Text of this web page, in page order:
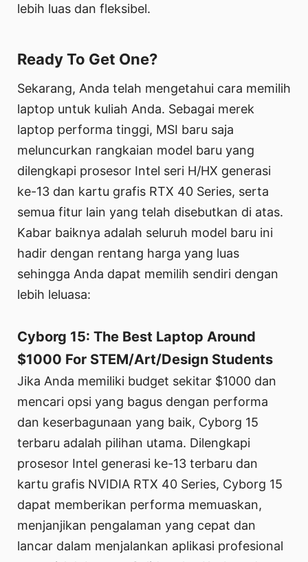
lebih luas dan fleksibel.
Ready To Get One?
Sekarang, Anda telah mengetahui cara memilih
laptop untuk kuliah Anda. Sebagai merek
laptop performa tinggi, MSI baru saja
meluncurkan rangkaian model baru yang
dilengkapi prosesor Intel seri H/HX generasi
ke-13 dan kartu grafis RTX 40 Series, serta
semua fitur lain yang telah disebutkan di atas.
Kabar baiknya adalah seluruh model baru ini
hadir dengan rentang harga yang luas
sehingga Anda dapat memilih sendiri dengan
lebih leluasa:
Cyborg 15: The Best Laptop Around
$1000 For STEM/Art/Design Students
Jika Anda memiliki budget sekitar $1000 dan
mencari opsi yang bagus dengan performa
dan keserbagunaan yang baik, Cyborg 15
terbaru adalah pilihan utama. Dilengkapi
prosesor Intel generasi ke-13 terbaru dan
kartu grafis NVIDIA RTX 40 Series, Cyborg 15
dapat memberikan performa memuaskan,
menjanjikan pengalaman yang cepat dan
lancar dalam menjalankan aplikasi profesional